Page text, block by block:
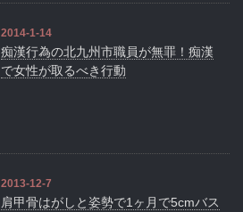
2014-1-14
痴漢行為の北九州市職員が無罪！痴漢
で女性が取るべき行動
2013-12-7
肩甲骨はがしと姿勢で1ヶ月で5cmバス